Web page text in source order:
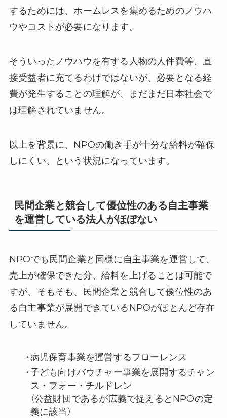
するためには、ホームレスを集めるためのノウハ
ウやコストが必要になります。
そういったノウハウを有する人物の人件費等、直
接受益者に充てるわけではないが、必要となる経
費が発生することの理解が、まだまだ日本社会で
は理解されていません。
以上を背景に、NPOの働き手が十分な給料が確保
しにくい、という状況になっています。
民間企業と競合して優位性のある自主事業
を運営している法人がほぼない
NPOでも民間企業と同様に自主事業を運営して、
売上が確保できた分、給料を上げることは可能で
すが、そもそも、民間企業と競合して優位性のあ
る自主事業が展開できているNPOがほとんど存在
していません。
病児保育事業を運営するフローレンス
子ども向けバウチャー事業を展開するチャン
ス・フォー・チルドレン
（公益財団であるが広義で捉えるとNPOの定
義に該当）